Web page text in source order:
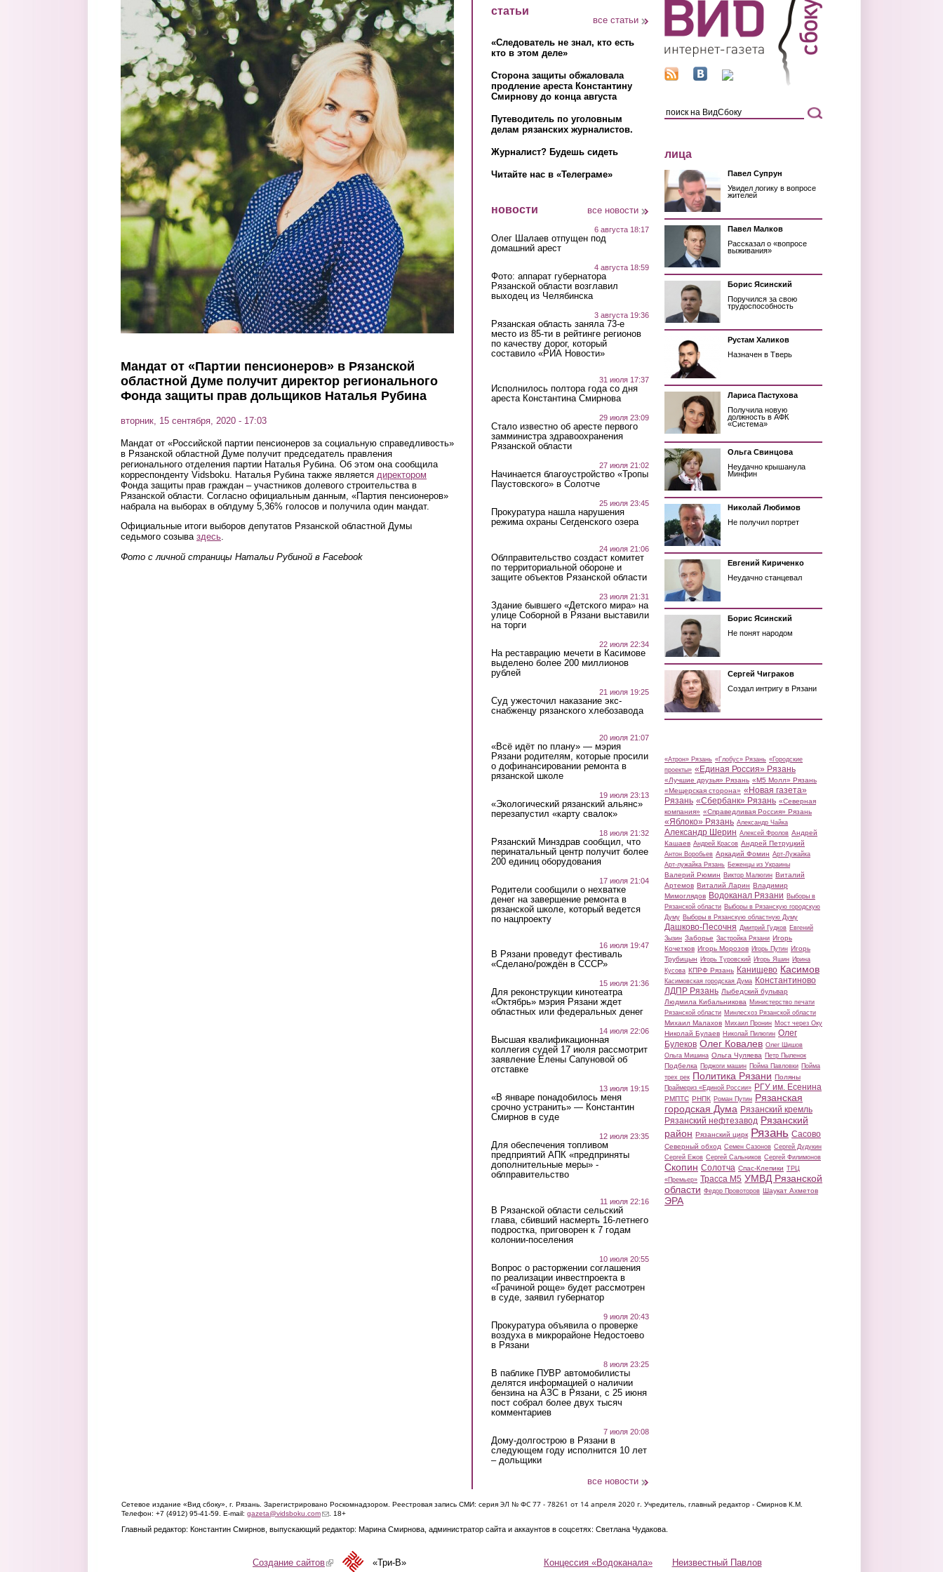
Перейти к основному содержанию
Мандат от «Партии пенсионеров» в Рязанской
областной Думе получит директор регионального
Фонда защиты прав дольщиков Наталья Рубина
вторник, 15 сентября, 2020 - 17:03
Мандат от «Российской партии пенсионеров за социальную справедливость»
в Рязанской областной Думе получит председатель правления
регионального отделения партии Наталья Рубина. Об этом она сообщила
корреспонденту Vidsboku. Наталья Рубина также является директором
Фонда защиты прав граждан – участников долевого строительства в
Рязанской области. Согласно официальным данным, «Партия пенсионеров»
набрала на выборах в облдуму 5,36% голосов и получила один мандат.
Официальные итоги выборов депутатов Рязанской областной Думы
седьмого созыва здесь.
Фото с личной страницы Натальи Рубиной в Facebook
статьи
все статьи
«Следователь не знал, кто есть
кто в этом деле»
Сторона защиты обжаловала
продление ареста Константину
Смирнову до конца августа
Путеводитель по уголовным
делам рязанских журналистов.
Журналист? Будешь сидеть
Читайте нас в «Телеграме»
новости все новости
6 августа 18:17
Олег Шалаев отпущен под
домашний арест
4 августа 18:59
Фото: аппарат губернатора
Рязанской области возглавил
выходец из Челябинска
3 августа 19:36
Рязанская область заняла 73-е
место из 85-ти в рейтинге регионов
по качеству дорог, который
составило «РИА Новости»
31 июля 17:37
Исполнилось полтора года со дня
ареста Константина Смирнова
29 июля 23:09
Стало известно об аресте первого
замминистра здравоохранения
Рязанской области
27 июля 21:02
Начинается благоустройство «Тропы
Паустовского» в Солотче
25 июля 23:45
Прокуратура нашла нарушения
режима охраны Сегденского озера
24 июля 21:06
Облправительство создаст комитет
по территориальной обороне и
защите объектов Рязанской области
23 июля 21:31
Здание бывшего «Детского мира» на
улице Соборной в Рязани выставили
на торги
22 июля 22:34
На реставрацию мечети в Касимове
выделено более 200 миллионов
рублей
21 июля 19:25
Суд ужесточил наказание экс-
снабженцу рязанского хлебозавода
20 июля 21:07
«Всё идёт по плану» — мэрия
Рязани родителям, которые просили
о дофинансировании ремонта в
рязанской школе
19 июля 23:13
«Экологический рязанский альянс»
перезапустил «карту свалок»
18 июля 21:32
Рязанский Минздрав сообщил, что
перинатальный центр получит более
200 единиц оборудования
17 июля 21:04
Родители сообщили о нехватке
денег на завершение ремонта в
рязанской школе, который ведется
по нацпроекту
16 июля 19:47
В Рязани проведут фестиваль
«Сделано/рождён в СССР»
15 июля 21:36
Для реконструкции кинотеатра
«Октябрь» мэрия Рязани ждет
областных или федеральных денег
14 июля 22:06
Высшая квалификационная
коллегия судей 17 июля рассмотрит
заявление Елены Сапуновой об
отставке
13 июля 19:15
«В январе понадобилось меня
срочно устранить» — Константин
Смирнов в суде
12 июля 23:35
Для обеспечения топливом
предприятий АПК «предприняты
дополнительные меры» -
облправительство
11 июля 22:16
В Рязанской области сельский
глава, сбивший насмерть 16-летнего
подростка, приговорен к 7 годам
колонии-поселения
10 июля 20:55
Вопрос о расторжении соглашения
по реализации инвестпроекта в
«Грачиной роще» будет рассмотрен
в суде, заявил губернатор
9 июля 20:43
Прокуратура объявила о проверке
воздуха в микрорайоне Недостоево
в Рязани
8 июля 23:25
В паблике ПУВР автомобилисты
делятся информацией о наличии
бензина на АЗС в Рязани, с 25 июня
пост собрал более двух тысяч
комментариев
7 июля 20:08
Дому-долгострою в Рязани в
следующем году исполнится 10 лет
– дольщики
все новости
лица
Павел Супрун
Увидел логику в вопросе
жителей
Павел Малков
Рассказал о «вопросе
выживания»
Борис Ясинский
Поручился за свою
трудоспособность
Рустам Халиков
Назначен в Тверь
Лариса Пастухова
Получила новую
должность в АФК
«Система»
Ольга Свинцова
Неудачно крышанула
Минфин
Николай Любимов
Не получил портрет
Евгений Кириченко
Неудачно станцевал
Борис Ясинский
Не понят народом
Сергей Чиграков
Создал интригу в Рязани
«Атрон» Рязань «Глобус» Рязань «Городские
проекты» «Единая Россия» Рязань
«Лучшие друзья» Рязань «М5 Молл» Рязань
«Мещерская сторона» «Новая газета»
Рязань «Сбербанк» Рязань «Северная
компания» «Справедливая Россия» Рязань
«Яблоко» Рязань Александр Чайка
Александр Шерин Алексей Фролов Андрей
Кашаев Андрей Красов Андрей Петруцкий
Антон Воробьев Аркадий Фомин Арт-Лужайка
Арт-лужайка Рязань Беженцы из Украины
Валерий Рюмин Виктор Малюгин Виталий
Артемов Виталий Ларин Владимир
Мимоглядов Водоканал Рязани Выборы в
Рязанской области Выборы в Рязанскую городскую
Думу Выборы в Рязанскую областную Думу
Дашково-Песочня Дмитрий Гудков Евгений
Зызин Заборье Застройка Рязани Игорь
Кочетков Игорь Морозов Игорь Путин Игорь
Трубицын Игорь Туровский Игорь Яшин Ирина
Кусова КПРФ Рязань Канищево Касимов
Касимовская городская Дума Константиново
ЛДПР Рязань Лыбедский бульвар
Людмила Кибальникова Министерство печати
Рязанской области Минлесхоз Рязанской области
Михаил Малахов Михаил Пронин Мост через Оку
Николай Булаев Николай Пилюгин Олег
Булеков Олег Ковалев Олег Шишов
Ольга Мишина Ольга Чуляева Петр Пыленок
Подбелка Поджоги машин Пойма Павловки Пойма
трех рек Политика Рязани Поляны
Праймериз «Единой России» РГУ им. Есенина
РМПТС РНПК Роман Путин Рязанская
городская Дума Рязанский кремль
Рязанский нефтезавод Рязанский
район Рязанский цирк Рязань Сасово
Северный обход Семен Сазонов Сергей Дудукин
Сергей Ежов Сергей Сальников Сергей Филимонов
Скопин Солотча Спас-Клепики ТРЦ
«Премьер» Трасса М5 УМВД Рязанской
области Федор Провоторов Шаукат Ахметов
ЭРА
Сетевое издание «Вид сбоку», г. Рязань. Зарегистрировано Роскомнадзором. Реестровая запись СМИ: серия ЭЛ № ФС 77 - 78261 от 14 апреля 2020 г. Учредитель, главный редактор - Смирнов К.М.
Телефон: +7 (4912) 95-41-59. E-mail: gazeta@vidsboku.com(link sends e-mail)
. 18+
Главный редактор: Константин Смирнов, выпускающий редактор: Марина Смирнова, администратор сайта и аккаунтов в соцсетях: Светлана Чудакова.
Концессия «Водоканала» Неизвестный Павлов
Создание сайтов(link is external)«Три-В»